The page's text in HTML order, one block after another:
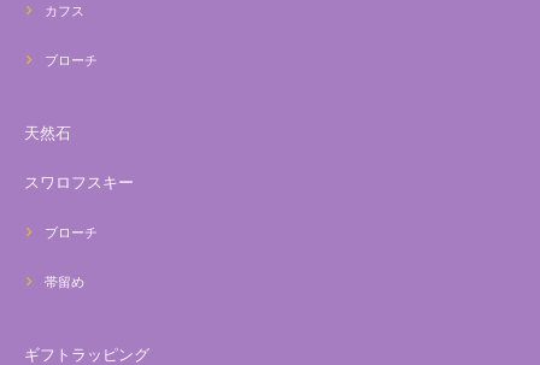
カフス
ブローチ
天然石
スワロフスキー
ブローチ
帯留め
ギフトラッピング